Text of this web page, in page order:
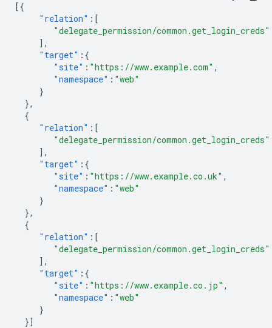
[{
"relation" :[
"delegate_permission/common.get_login_creds"
],
"target" :{
"site" : "https://www.example.com" ,
"namespace" : "web"
}
},
{
"relation" :[
"delegate_permission/common.get_login_creds"
],
"target" :{
"site" : "https://www.example.co.uk" ,
"namespace" : "web"
}
},
{
"relation" :[
"delegate_permission/common.get_login_creds"
],
"target" :{
"site" : "https://www.example.co.jp" ,
"namespace" : "web"
}
}]